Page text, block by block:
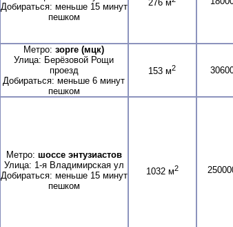
Добираться: меньше 15 минут
пешком
276 м
Метро: зорге (мцк)
Улица: Берёзовой Рощи
проезд
Добираться: меньше 6 минут
пешком
153 м2
Метро: шоссе энтузиастов
Улица: 1-я Владимирская ул
Добираться: меньше 15 минут
пешком
1032 м2